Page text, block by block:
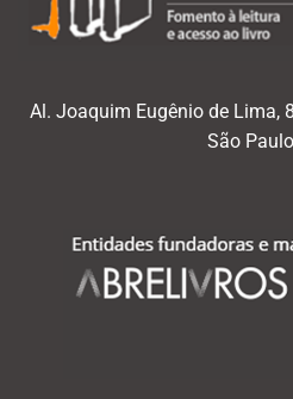
Al. Joaquim Eugênio de Lima,
São